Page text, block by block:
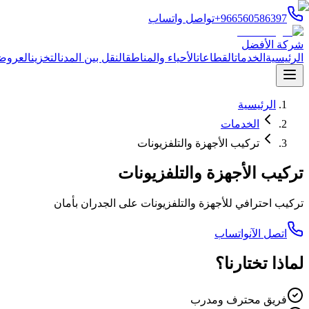
+966560586397تواصل واتساب
شركة الأفضل
الرئيسية الخدماتالقطاعاتالأحياء والمناطقالنقل بين المدنالتخزين
الرئيسية
الخدمات
تركيب الأجهزة والتلفزيونات
تركيب الأجهزة والتلفزيونات
تركيب احترافي للأجهزة والتلفزيونات على الجدران بأمان
اتصل الآنواتساب
لماذا تختارنا؟
فريق محترف ومدرب